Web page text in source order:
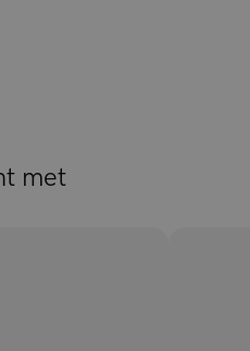
vast al dat krullen droger
met